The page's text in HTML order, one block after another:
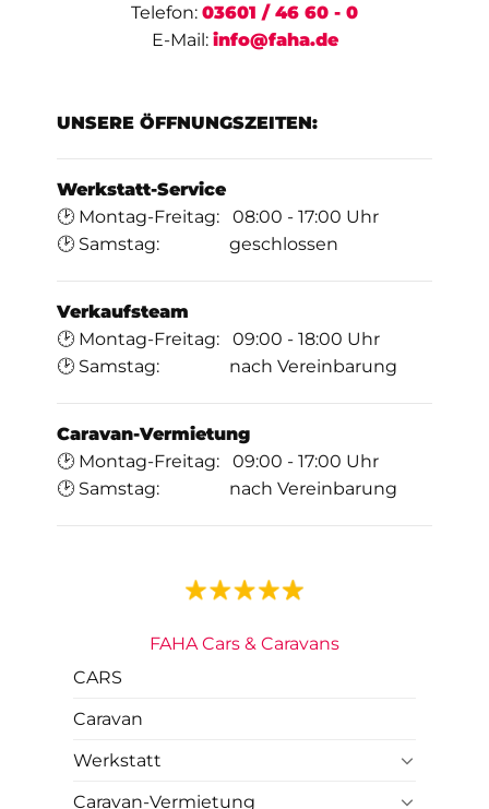
Telefon: 03601 / 46 60 - 0
E-Mail: info@faha.de
UNSERE ÖFFNUNGSZEITEN:
Werkstatt-Service
🕑 Montag-Freitag: 08:00 - 17:00 Uhr
🕑 Samstag: geschlossen
Verkaufsteam
🕑 Montag-Freitag: 09:00 - 18:00 Uhr
🕑 Samstag: nach Vereinbarung
Caravan-Vermietung
🕑 Montag-Freitag: 09:00 - 17:00 Uhr
🕑 Samstag: nach Vereinbarung
FAHA Cars & Caravans
CARS
Caravan
Werkstatt
Caravan-Vermietung